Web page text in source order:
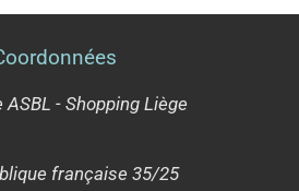
- Shopping Liège
française 35/25